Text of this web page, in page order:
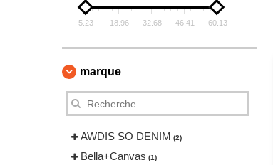
5.23 18.96 32.68 46.41 60.13
marque
AWDIS SO DENIM (2)
Bella+Canvas (1)